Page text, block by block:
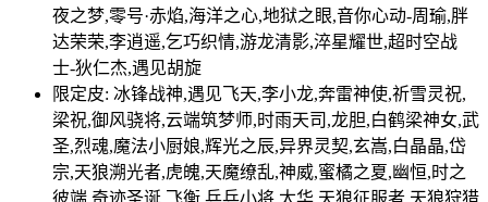
夜之梦,零号·赤焰,海洋之心,地狱之眼,音你心动-周瑜,胖
达荣荣,李逍遥,乞巧织情,游龙清影,淬星耀世,超时空战
士-狄仁杰,遇见胡旋
限定皮: 冰锋战神,遇见飞天,李小龙,奔雷神使,祈雪灵祝,
梁祝,御风骁将,云端筑梦师,时雨天司,龙胆,白鹤梁神女,武
圣,烈魂,魔法小厨娘,辉光之辰,异界灵契,玄嵩,白晶晶,岱
宗,天狼溯光者,虎魄,天魔缭乱,神威,蜜橘之夏,幽恒,时之
彼端,奇迹圣诞,飞衡,乒乒小将,太华,天狼征服者,天狼狩猎